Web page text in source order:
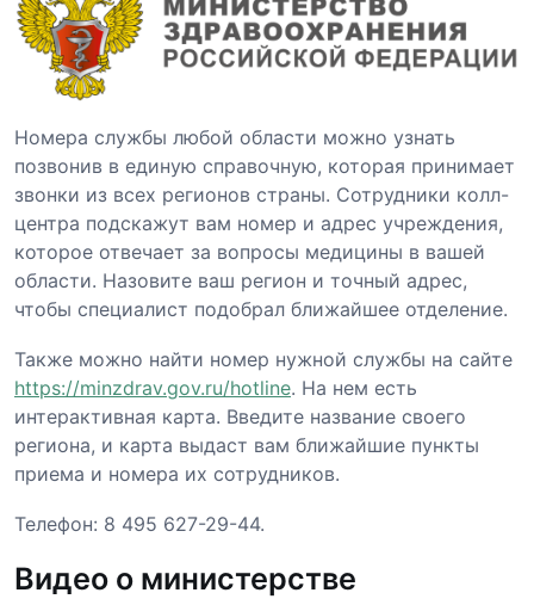
Номера службы любой области можно узнать
позвонив в единую справочную, которая принимает
звонки из всех регионов страны. Сотрудники колл-
центра подскажут вам номер и адрес учреждения,
которое отвечает за вопросы медицины в вашей
области. Назовите ваш регион и точный адрес,
чтобы специалист подобрал ближайшее отделение.
Также можно найти номер нужной службы на сайте
https://minzdrav.gov.ru/hotline. На нем есть
интерактивная карта. Введите название своего
региона, и карта выдаст вам ближайшие пункты
приема и номера их сотрудников.
Телефон: 8 495 627-29-44.
Видео о министерстве